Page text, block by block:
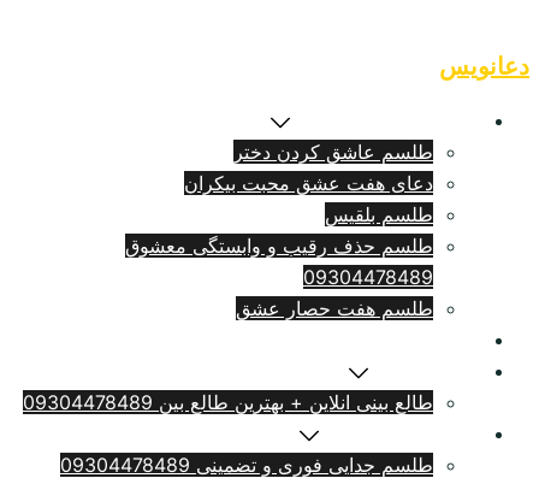
to
content
دعانویس
طلسم عاشق کردن دختر
دعای هفت عشق محبت بیکران
طلسم بلقيس
طلسم حذف رقیب و وابستگی معشوق
09304478489
طلسم هفت حصار عشق
طالع بینی انلاین + بهترین طالع بین 09304478489
طلسم جدایی فوری و تضمینی 09304478489